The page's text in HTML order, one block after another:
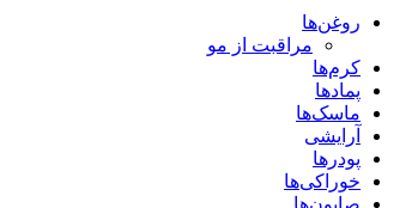
روغن‌ها
مراقبت از مو
کرم‌ها
پمادها
ماسک‌ها
آرایشی
پودرها
خوراکی‌ها
صابون‌ها